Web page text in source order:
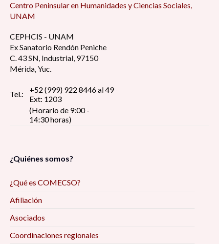
Centro Peninsular en Humanidades y Ciencias Sociales,
UNAM
CEPHCIS - UNAM
Ex Sanatorio Rendón Peniche
C. 43 SN, Industrial, 97150
Mérida, Yuc.
Tel.:
+52 (999) 922 8446 al 49
Ext: 1203
(Horario de 9:00 -
14:30 horas)
¿Quiénes somos?
¿Qué es COMECSO?
Afiliación
Asociados
Coordinaciones regionales